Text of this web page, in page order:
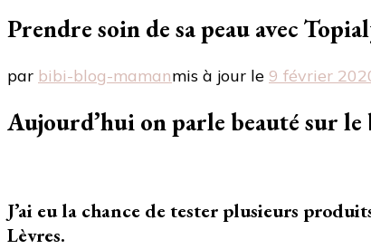
Prendre soin de sa peau avec
par bibi-blog-mamanmis à jour le 9 février
Aujourd’hui on parle beauté sur le
J’ai eu la chance de tester plusieurs
Lèvres.